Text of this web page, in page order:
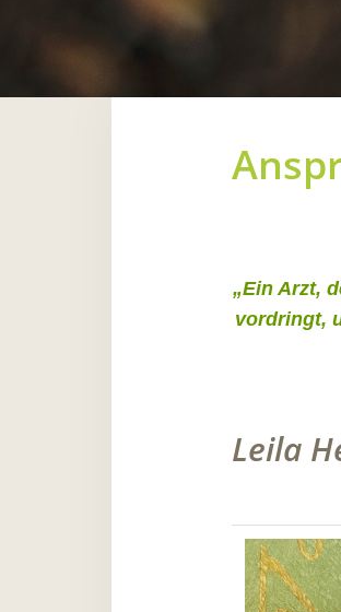
„Ein Arzt,
vordringt,
Leila